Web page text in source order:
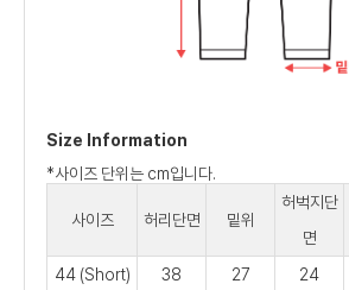
Size Information
*사이즈 단위는 cm입니다.
사이즈 허리단면 밑위
허벅지단
면
44 (Short) 38 27 24